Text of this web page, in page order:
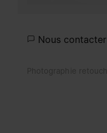
Nous contacter